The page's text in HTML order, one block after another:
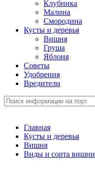
Клубника
Малина
Смородина
Кусты и деревья
Вишня
Груша
Яблоня
Советы
Удобрения
Вредители
Главная
Кусты и деревья
Вишня
Виды и сорта вишни